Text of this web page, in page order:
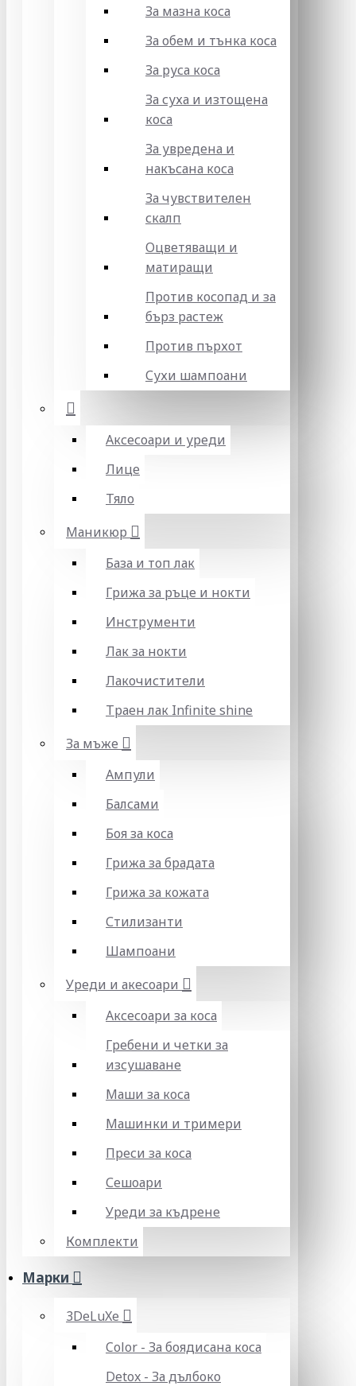
За мазна коса
За обем и тънка коса
За руса коса
За суха и изтощена
коса
За увредена и
накъсана коса
За чувствителен
скалп
Оцветяващи и
матиращи
Против косопад и за
бърз растеж
Против пърхот
Сухи шампоани
Аксесоари и уреди
Лице
Тяло
Маникюр
База и топ лак
Грижа за ръце и нокти
Инструменти
Лак за нокти
Лакочистители
Траен лак Infinite shine
За мъже
Ампули
Балсами
Боя за коса
Грижа за брадата
Грижа за кожата
Стилизанти
Шампоани
Уреди и акесоари
Аксесоари за коса
Гребени и четки за
изсушаване
Маши за коса
Машинки и тримери
Преси за коса
Сешоари
Уреди за къдрене
Комплекти
Марки
3DeLuXe
Color - За боядисана коса
Detox - За дълбоко